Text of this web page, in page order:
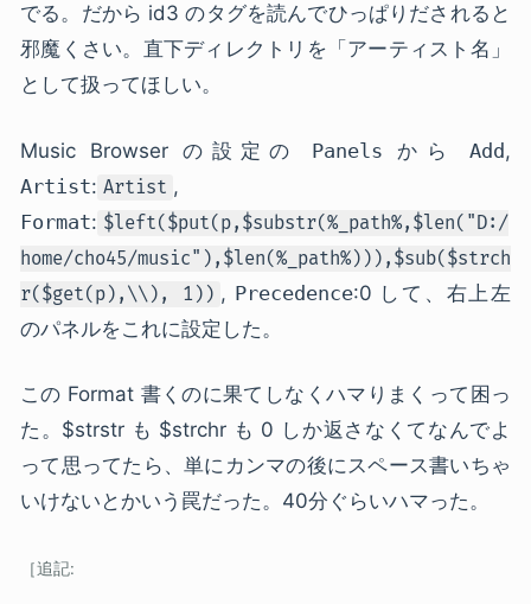
でる。だから id3 のタグを読んでひっぱりだされると
邪魔くさい。直下ディレクトリを「アーティスト名」
として扱ってほしい。
Music Browser の設定の Panels からAdd,
Artist: Artist ,
Format: $left($put(p,$substr(%_path%,$len("D:/
home/cho45/music"),$len(%_path%))),$sub($strch
r($get(p),\\), 1)) , Precedence:0 して、右上左
のパネルをこれに設定した。
この Format 書くのに果てしなくハマりまくって困っ
た。$strstr も $strchr も 0 しか返さなくてなんでよ
って思ってたら、単にカンマの後にスペース書いちゃ
いけないとかいう罠だった。40分ぐらいハマった。